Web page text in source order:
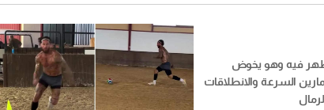
فيه وهو يخوض
السرعة والانطلاقات